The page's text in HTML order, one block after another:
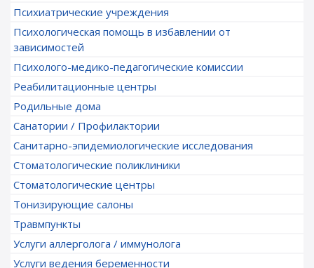
Психиатрические учреждения
Психологическая помощь в избавлении от
зависимостей
Психолого-медико-педагогические комиссии
Реабилитационные центры
Родильные дома
Санатории / Профилактории
Санитарно-эпидемиологические исследования
Стоматологические поликлиники
Стоматологические центры
Тонизирующие салоны
Травмпункты
Услуги аллерголога / иммунолога
Услуги ведения беременности